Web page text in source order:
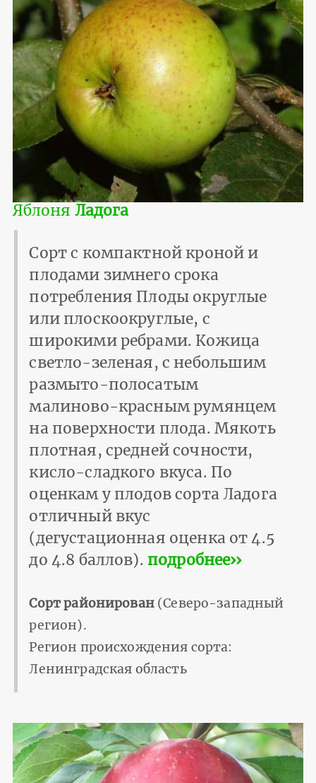
Яблоня Ладога
Сорт с компактной кроной и
плодами зимнего срока
потребления Плоды округлые
или плоскоокруглые, с
широкими ребрами. Кожица
светло-зеленая, с небольшим
размыто-полосатым
малиново-красным румянцем
на поверхности плода. Мякоть
плотная, средней сочности,
кисло-сладкого вкуса. По
оценкам у плодов сорта Ладога
отличный вкус
(дегустационная оценка от 4.5
до 4.8 баллов). подробнее››
Сорт районирован(Северо-западный
регион).
Регион происхождения сорта:
Ленинградская область